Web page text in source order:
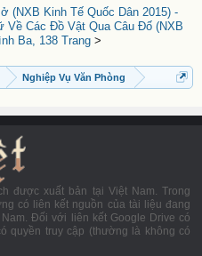
(NXB Kinh Tế Quốc Dân 2015) -
Về Các Đồ Vật Qua Câu Đố (NXB
Ba, 138 Trang >
Nghiệp Vụ Văn Phòng
được xuất bản tại Việt Nam. Trong
có liên kết nguồn của tài liệu đang
Đối với liên kết Google Drive có
quyền truy cập (thường là không có